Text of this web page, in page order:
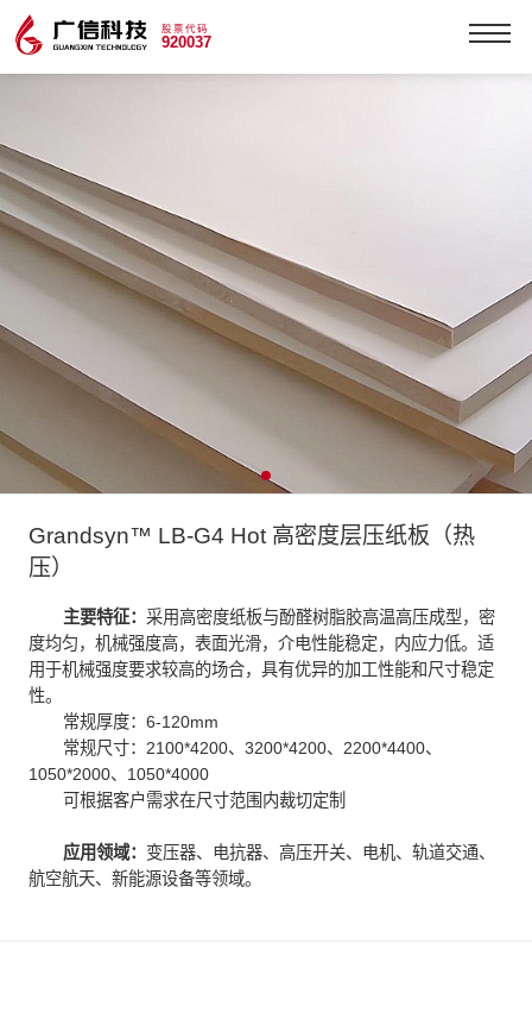
股票代码
920037
Grandsyn™ LB-G4 Hot 高密度层压纸板（热
压）
主要特征： 采用高密度纸板与酚醛树脂胶高温高压成型，密
度均匀，机械强度高，表面光滑，介电性能稳定，内应力低。适
用于机械强度要求较高的场合，具有优异的加工性能和尺寸稳定
性。
常规厚度：6-120mm
常规尺寸：2100*4200、3200*4200、2200*4400、
1050*2000、1050*4000
可根据客户需求在尺寸范围内裁切定制
应用领域： 变压器、电抗器、高压开关、电机、轨道交通、
航空航天、新能源设备等领域。